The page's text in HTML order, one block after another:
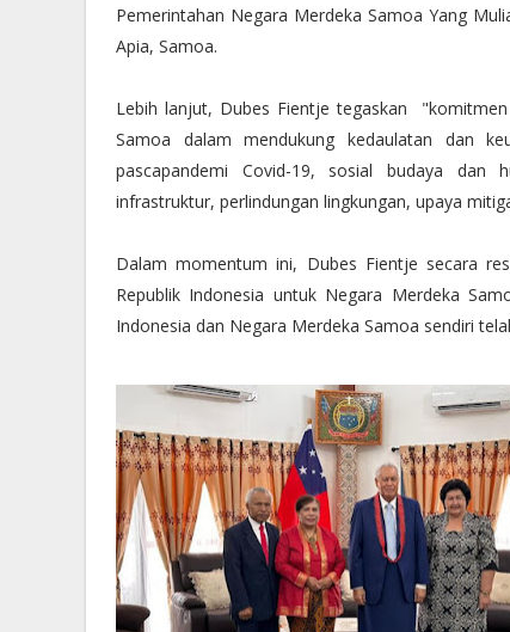
Pemerintahan Negara Merdeka Samoa Yang
Apia, Samoa.
Lebih lanjut, Dubes Fientje tegaskan
Samoa dalam mendukung kedaulatan dan
pascapandemi Covid-19, sosial budaya dan
infrastruktur, perlindungan lingkungan, upaya
Dalam momentum ini, Dubes Fientje secara
Republik Indonesia untuk Negara Merdeka
Indonesia dan Negara Merdeka Samoa sendiri